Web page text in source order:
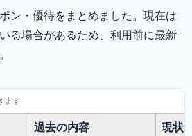
ン・優待をまとめました。現在は
る場合があるため、利用前に最新
過去の内容 現状